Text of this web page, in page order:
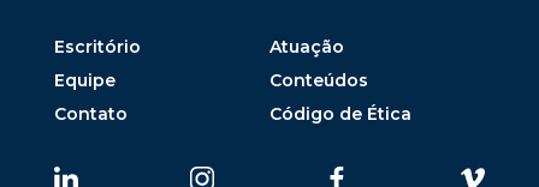
Escritório
Atuação
Equipe
Conteúdos
Contato
Código de Ética